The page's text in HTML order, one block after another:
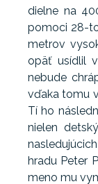
dielne na
pomoci 28-
metrov
opäť usídlil
nebude
vďaka tomu
Tí ho
nielen
hradu Peter
meno mu